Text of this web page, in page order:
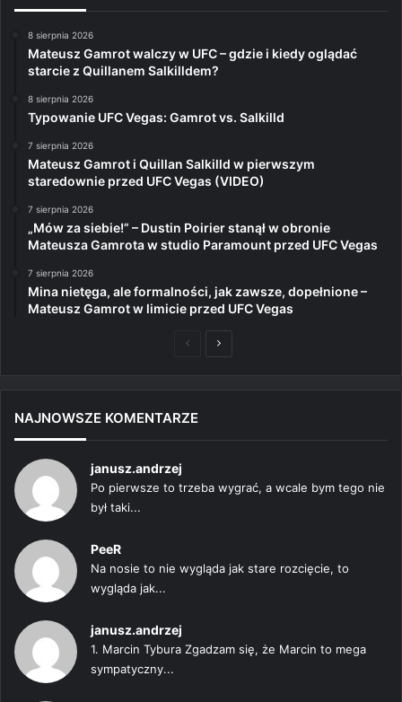
8 sierpnia 2026
Mateusz Gamrot walczy w UFC – gdzie i kiedy oglądać
starcie z Quillanem Salkilldem?
8 sierpnia 2026
Typowanie UFC Vegas: Gamrot vs. Salkilld
7 sierpnia 2026
Mateusz Gamrot i Quillan Salkilld w pierwszym
staredownie przed UFC Vegas (VIDEO)
7 sierpnia 2026
„Mów za siebie!” – Dustin Poirier stanął w obronie
Mateusza Gamrota w studio Paramount przed UFC Vegas
7 sierpnia 2026
Mina nietęga, ale formalności, jak zawsze, dopełnione –
Mateusz Gamrot w limicie przed UFC Vegas
PoprzedniaNastępna
NAJNOWSZE KOMENTARZE
janusz.andrzej
Po pierwsze to trzeba wygrać, a wcale bym tego nie
był taki...
PeeR
Na nosie to nie wygląda jak stare rozcięcie, to
wygląda jak...
janusz.andrzej
1. Marcin Tybura Zgadzam się, że Marcin to mega
sympatyczny...